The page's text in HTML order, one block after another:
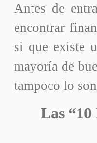
Antes de
encontrar
si que existe
mayoría de
tampoco lo
Las